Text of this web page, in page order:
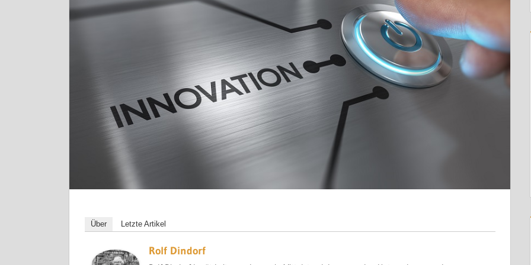
Über Letzte Artikel
Rolf Dindorf
Der Weg zur
Geltung erhalten.
Sie kosten Vertrauen. In
In den meisten
Eine Führungsklausur nach